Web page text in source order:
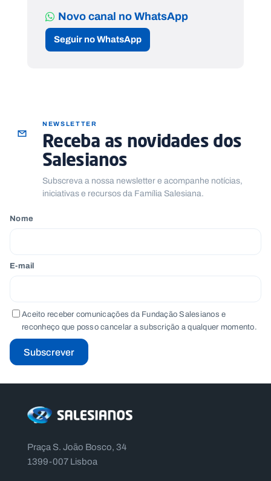
Novo canal no WhatsApp
Seguir no WhatsApp
NEWSLETTER
Receba as novidades dos
Salesianos
Subscreva a nossa newsletter e acompanhe notícias,
iniciativas e recursos da Família Salesiana.
Nome
E-mail
Aceito receber comunicações da Fundação Salesianos e
reconheço que posso cancelar a subscrição a qualquer momento.
Subscrever
Praça S. João Bosco, 34
1399-007 Lisboa